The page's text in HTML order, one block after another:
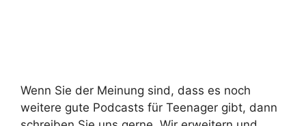
Wenn Sie der Meinung sind, dass es noch
weitere gute Podcasts für Teenager gibt, dann